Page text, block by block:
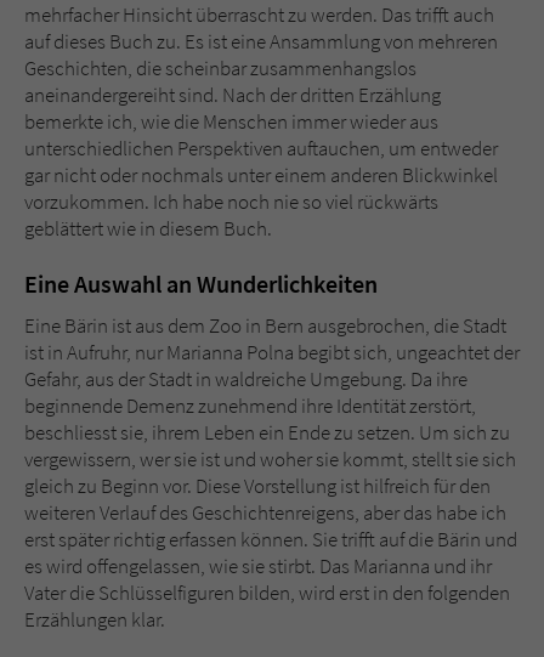
mehrfacher Hinsicht überrascht zu werden. Das trifft auch
auf dieses Buch zu. Es ist eine Ansammlung von mehreren
Geschichten, die scheinbar zusammenhangslos
aneinandergereiht sind. Nach der dritten Erzählung
bemerkte ich, wie die Menschen immer wieder aus
unterschiedlichen Perspektiven auftauchen, um entweder
gar nicht oder nochmals unter einem anderen Blickwinkel
vorzukommen. Ich habe noch nie so viel rückwärts
geblättert wie in diesem Buch.
Eine Auswahl an Wunderlichkeiten
Eine Bärin ist aus dem Zoo in Bern ausgebrochen, die Stadt
ist in Aufruhr, nur Marianna Polna begibt sich, ungeachtet der
Gefahr, aus der Stadt in waldreiche Umgebung. Da ihre
beginnende Demenz zunehmend ihre Identität zerstört,
beschliesst sie, ihrem Leben ein Ende zu setzen. Um sich zu
vergewissern, wer sie ist und woher sie kommt, stellt sie sich
gleich zu Beginn vor. Diese Vorstellung ist hilfreich für den
weiteren Verlauf des Geschichtenreigens, aber das habe ich
erst später richtig erfassen können. Sie trifft auf die Bärin und
es wird offengelassen, wie sie stirbt. Das Marianna und ihr
Vater die Schlüsselfiguren bilden, wird erst in den folgenden
Erzählungen klar.
Sicherheitscode des Kontaktformulars zu
überprüfen.